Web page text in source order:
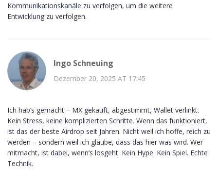
Kommunikationskanäle zu verfolgen, um die weitere
Entwicklung zu verfolgen.
Ingo Schneuing
Dezember 20, 2025 AT 17:45
Ich hab’s gemacht – MX gekauft, abgestimmt, Wallet verlinkt.
Kein Stress, keine komplizierten Schritte. Wenn das funktioniert,
ist das der beste Airdrop seit Jahren. Nicht weil ich hoffe, reich zu
werden – sondern weil ich glaube, dass das hier was wird. Wer
mitmacht, ist dabei, wenn’s losgeht. Kein Hype. Kein Spiel. Echte
Technik.